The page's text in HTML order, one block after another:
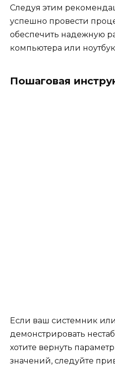
Следуя этим
успешно провести
обеспечить надежную
компьютера или
Пошаговая
Если ваш системник
демонстрировать
хотите вернуть
значений, следуйте